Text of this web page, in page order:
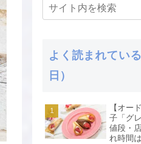
よく読まれてい
日）
【オー
子「グ
値段・
れ時間